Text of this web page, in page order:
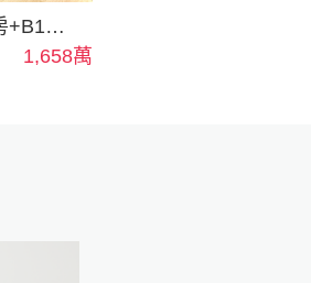
禮河極新邊間二房+B1平車
1,658萬